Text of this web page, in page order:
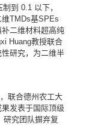
到 0.1 以下，
TMDs基SPEs
二维材料超高纯
Huang教授联合
研究，为二维半
联合德州农工大
发表于国际顶级
研究团队摒弃复